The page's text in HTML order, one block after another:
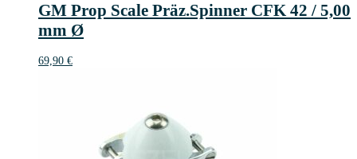
GM Prop Scale Präz.Spinner CFK 42 / 5,00
mm Ø
69,90 €